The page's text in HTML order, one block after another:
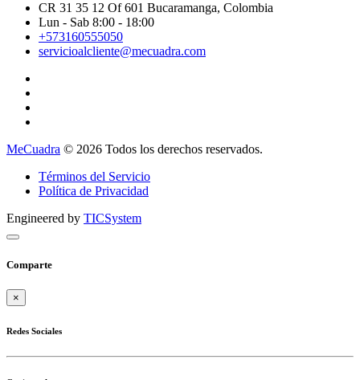
CR 31 35 12 Of 601 Bucaramanga, Colombia
Lun - Sab 8:00 - 18:00
+573160555050
servicioalcliente@mecuadra.com
MeCuadra © 2026 Todos los derechos reservados.
Términos del Servicio
Política de Privacidad
Engineered by TICSystem
Comparte
×
Redes Sociales